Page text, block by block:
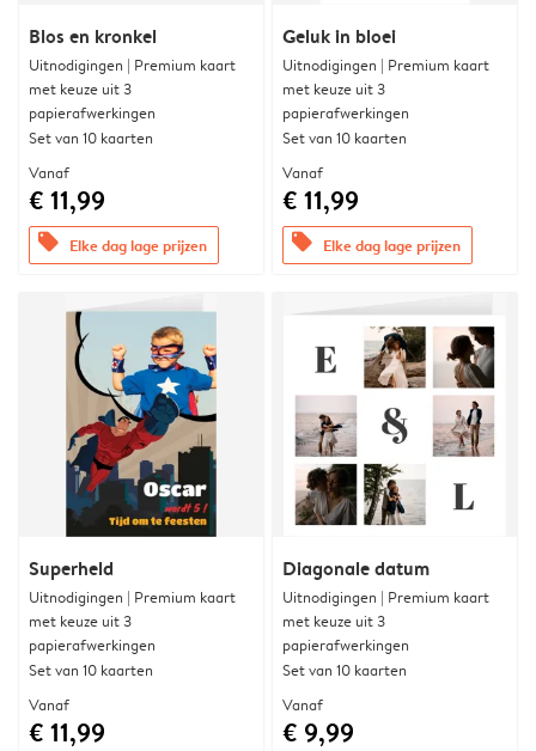
Blos en kronkel
Uitnodigingen | Premium kaart
met keuze uit 3
papierafwerkingen
Set van 10 kaarten
Vanaf
€ 11,99
offers Elke dag lage prijzen
Geluk in bloei
Uitnodigingen | Premium kaart
met keuze uit 3
papierafwerkingen
Set van 10 kaarten
Vanaf
€ 11,99
offers Elke dag lage prijzen
Superheld
Uitnodigingen | Premium kaart
met keuze uit 3
papierafwerkingen
Set van 10 kaarten
Vanaf
€ 11,99
Diagonale datum
Uitnodigingen | Premium kaart
met keuze uit 3
papierafwerkingen
Set van 10 kaarten
Vanaf
€ 9,99